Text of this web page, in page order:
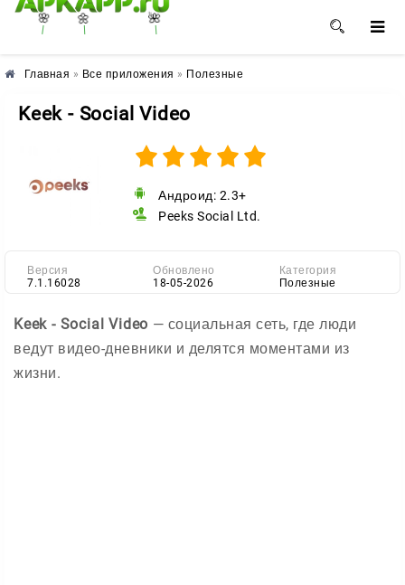
🌸 🌼 🌺
Главная » Все приложения » Полезные
Keek - Social Video
Андроид: 2.3+
Peeks Social Ltd.
Версия
7.1.16028
Обновлено
18-05-2026
Категория
Полезные
Keek - Social Video — социальная сеть, где люди
ведут видео-дневники и делятся моментами из
жизни.